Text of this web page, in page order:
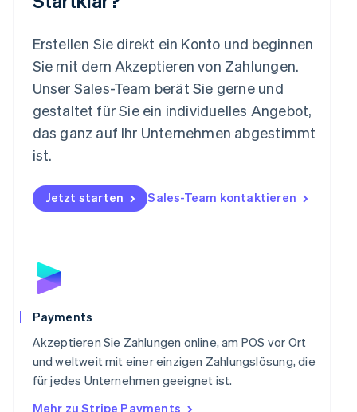
Erstellen Sie direkt ein Konto und beginnen
Sie mit dem Akzeptieren von Zahlungen.
Unser Sales-Team berät Sie gerne und
gestaltet für Sie ein individuelles Angebot,
das ganz auf Ihr Unternehmen abgestimmt
ist.
Jetzt starten Sales-Team kontaktieren
Payments
Akzeptieren Sie Zahlungen online, am POS vor Ort
und weltweit mit einer einzigen Zahlungslösung, die
für jedes Unternehmen geeignet ist.
Mehr zu Stripe Payments
Español English
Neuseeland
English
Niederlande
Norwegen
English
Polen
English
Portugal
Schweden
Deutsch
Singapur
English 简体中文
Slowakei
English